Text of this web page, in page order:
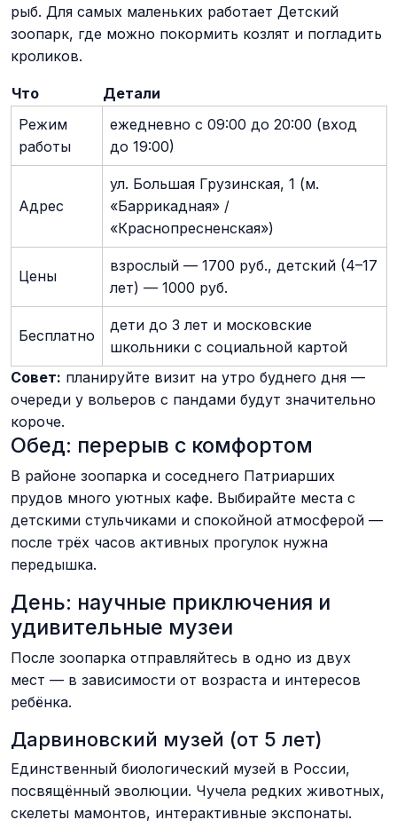
рыб. Для самых маленьких работает Детский
зоопарк, где можно покормить козлят и погладить
кроликов.
Что
Детали
Режим
работы
ежедневно с 09:00 до 20:00 (вход
до 19:00)
Адрес
ул. Большая Грузинская, 1 (м.
«Баррикадная» /
«Краснопресненская»)
Цены
взрослый — 1700 руб., детский (4–17
лет) — 1000 руб.
Бесплатно
дети до 3 лет и московские
школьники с социальной картой
Совет: планируйте визит на утро буднего дня —
очереди у вольеров с пандами будут значительно
короче.
Обед: перерыв с комфортом
В районе зоопарка и соседнего Патриарших
прудов много уютных кафе. Выбирайте места с
детскими стульчиками и спокойной атмосферой —
после трёх часов активных прогулок нужна
передышка.
День: научные приключения и
удивительные музеи
После зоопарка отправляйтесь в одно из двух
мест — в зависимости от возраста и интересов
ребёнка.
Дарвиновский музей (от 5 лет)
Единственный биологический музей в России,
посвящённый эволюции. Чучела редких животных,
скелеты мамонтов, интерактивные экспонаты.